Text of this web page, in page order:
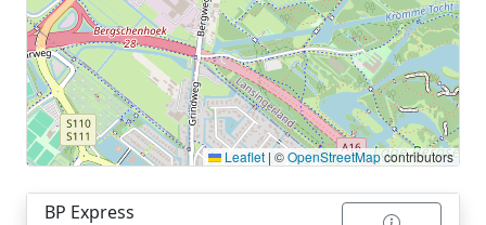
Leaflet | ©OpenStreetMapcontributors
BP Express